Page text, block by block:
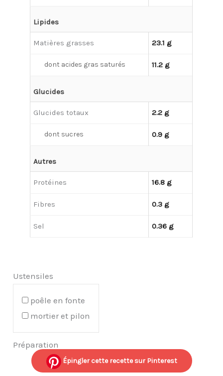
Lipides
Matières grasses 23.1 g
dont acides gras saturés 11.2 g
Glucides
Glucides totaux 2.2 g
dont sucres 0.9 g
Autres
Protéines 16.8 g
Fibres 0.3 g
Sel 0.36 g
Ustensiles
poêle en fonte
mortier et pilon
Préparation
Épingler cette recette sur Pinterest